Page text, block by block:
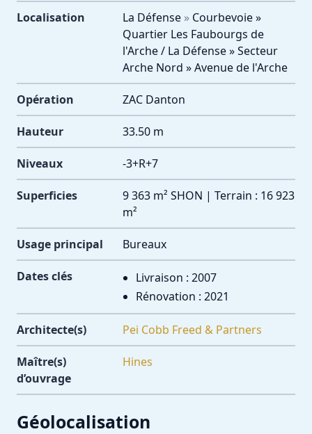
Localisation La Défense » Courbevoie »
Quartier Les Faubourgs de
l'Arche / La Défense » Secteur
Arche Nord » Avenue de l'Arche
Opération ZAC Danton
Hauteur 33.50 m
Niveaux -3+R+7
Superficies
9 363 m² SHON | Terrain : 16 923
m²
Usage principal Bureaux
Dates clés
Livraison : 2007
Rénovation : 2021
Architecte(s) Pei Cobb Freed & Partners
Maître(s)
d’ouvrage
Hines
Géolocalisation